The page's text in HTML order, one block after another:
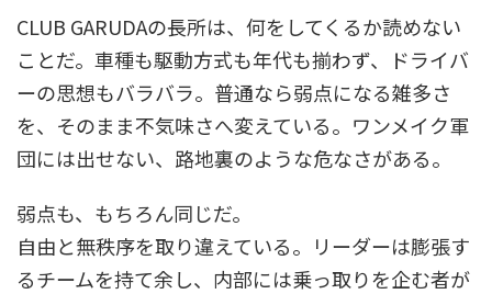
CLUB GARUDAの長所は、何をしてくるか読めない
ことだ。車種も駆動方式も年代も揃わず、ドライバ
ーの思想もバラバラ。普通なら弱点になる雑多さ
を、そのまま不気味さへ変えている。ワンメイク軍
団には出せない、路地裏のような危なさがある。
弱点も、もちろん同じだ。
自由と無秩序を取り違えている。リーダーは膨張す
るチームを持て余し、内部には乗っ取りを企む者が